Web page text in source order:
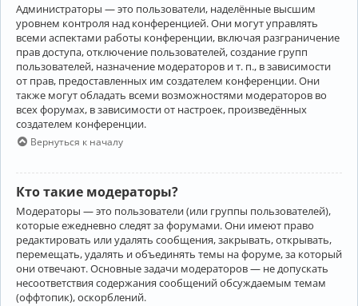
Администраторы — это пользователи, наделённые высшим
уровнем контроля над конференцией. Они могут управлять
всеми аспектами работы конференции, включая разграничение
прав доступа, отключение пользователей, создание групп
пользователей, назначение модераторов и т. п., в зависимости
от прав, предоставленных им создателем конференции. Они
также могут обладать всеми возможностями модераторов во
всех форумах, в зависимости от настроек, произведённых
создателем конференции.
Вернуться к началу
Кто такие модераторы?
Модераторы — это пользователи (или группы пользователей),
которые ежедневно следят за форумами. Они имеют право
редактировать или удалять сообщения, закрывать, открывать,
перемещать, удалять и объединять темы на форуме, за который
они отвечают. Основные задачи модераторов — не допускать
несоответствия содержания сообщений обсуждаемым темам
(оффтопик), оскорблений.